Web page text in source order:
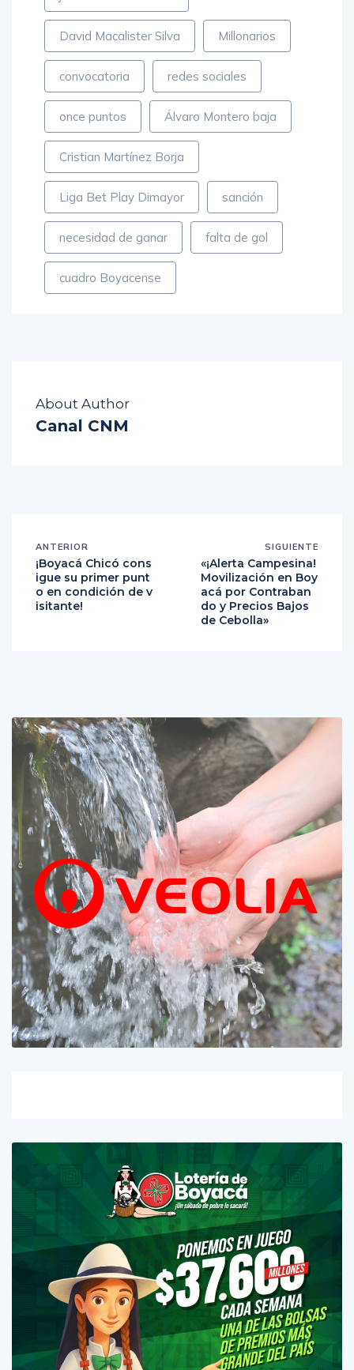
David Macalister Silva Millonarios
convocatoria redes sociales
once puntos Álvaro Montero baja
Cristian Martínez Borja
Liga Bet Play Dimayor sanción
necesidad de ganar falta de gol
cuadro Boyacense
About Author
Canal CNM
ANTERIOR
¡Boyacá Chicó cons
igue su primer punt
o en condición de v
isitante!
SIGUIENTE
«¡Alerta Campesina!
Movilización en Boy
acá por Contraban
do y Precios Bajos
de Cebolla»